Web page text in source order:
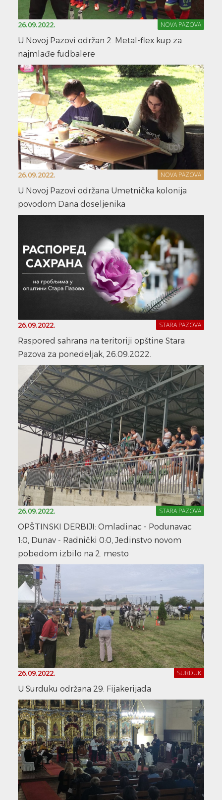
26.09.2022. NOVA PAZOVA
U Novoj Pazovi održan 2. Metal-flex kup za
najmlađe fudbalere
26.09.2022. NOVA PAZOVA
U Novoj Pazovi održana Umetnička kolonija
povodom Dana doseljenika
26.09.2022. STARA PAZOVA
Raspored sahrana na teritoriji opštine Stara
Pazova za ponedeljak, 26.09.2022.
26.09.2022. STARA PAZOVA
OPŠTINSKI DERBIJI: Omladinac - Podunavac
1:0, Dunav - Radnički 0:0, Jedinstvo novom
pobedom izbilo na 2. mesto
26.09.2022. SURDUK
U Surduku održana 29. Fijakerijada